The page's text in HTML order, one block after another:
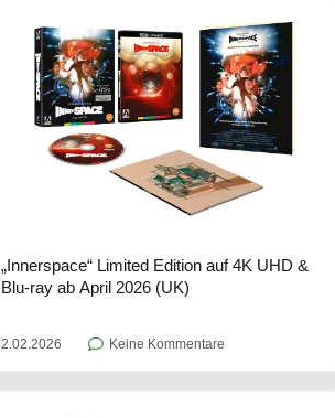
„Innerspace“ Limited Edition auf 4K UHD &
Blu-ray ab April 2026 (UK)
2.02.2026 Keine Kommentare